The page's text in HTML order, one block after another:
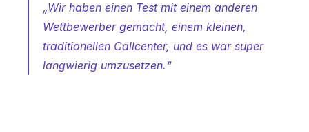
„Wir haben einen Test mit einem anderen
Wettbewerber gemacht, einem kleinen,
traditionellen Callcenter, und es war super
langwierig umzusetzen.“